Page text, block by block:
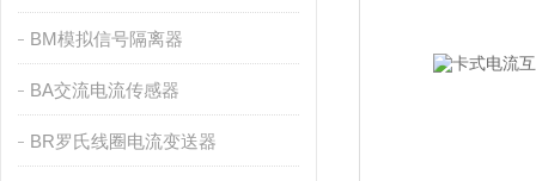
BM模拟信号隔离器
BA交流电流传感器
BR罗氏线圈电流变送器